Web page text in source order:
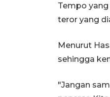
Tempo
teror yang
Menurut
sehingga
"Jangan